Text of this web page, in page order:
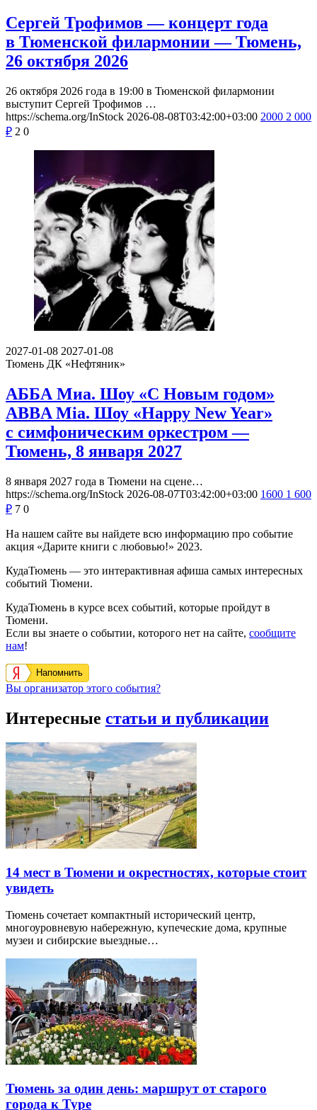
Сергей Трофимов — концерт года
в Тюменской филармонии — Тюмень,
26 октября 2026
26 октября 2026 года в 19:00 в Тюменской филармонии
выступит Сергей Трофимов …
https://schema.org/InStock 2026-08-08T03:42:00+03:00 2000 2 000
₽ 2 0
2027-01-08 2027-01-08
Тюмень ДК «Нефтяник»
АББА Миа. Шоу «С Новым годом»
ABBA Mia. Шоу «Happy New Year»
с симфоническим оркестром —
Тюмень, 8 января 2027
8 января 2027 года в Тюмени на сцене…
https://schema.org/InStock 2026-08-07T03:42:00+03:00 1600 1 600
₽ 7 0
На нашем сайте вы найдете всю информацию про событие
акция «Дарите книги с любовью!» 2023.
КудаТюмень — это интерактивная афиша самых интересных
событий Тюмени.
КудаТюмень в курсе всех событий, которые пройдут в
Тюмени.
Если вы знаете о событии, которого нет на сайте, сообщите
нам!
Напомнить
Вы организатор этого события?
Интересные статьи и публикации
14 мест в Тюмени и окрестностях, которые стоит
увидеть
Тюмень сочетает компактный исторический центр,
многоуровневую набережную, купеческие дома, крупные
музеи и сибирские выездные…
Тюмень за один день: маршрут от старого
города к Туре